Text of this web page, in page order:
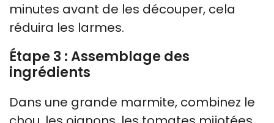
minutes avant de les découper, cela
réduira les larmes.
Étape 3 : Assemblage des
ingrédients
Dans une grande marmite, combinez le